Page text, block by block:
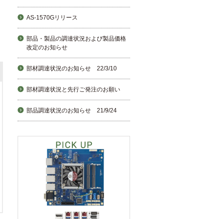
AS-1570Gリリース
部品・製品の調達状況および製品価格
改定のお知らせ
部材調達状況のお知らせ 22/3/10
部材調達状況と先行ご発注のお願い
部品調達状況のお知らせ 21/9/24